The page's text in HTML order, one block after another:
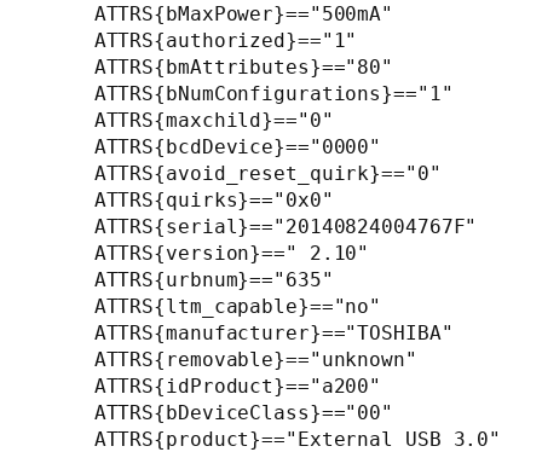
    ATTRS{bMaxPower}=="500mA"
    ATTRS{authorized}=="1"
    ATTRS{bmAttributes}=="80"
    ATTRS{bNumConfigurations}=="1"
    ATTRS{maxchild}=="0"
    ATTRS{bcdDevice}=="0000"
    ATTRS{avoid_reset_quirk}=="0"
    ATTRS{quirks}=="0x0"
    ATTRS{serial}=="20140824004767F"
    ATTRS{version}==" 2.10"
    ATTRS{urbnum}=="635"
    ATTRS{ltm_capable}=="no"
    ATTRS{manufacturer}=="TOSHIBA"
    ATTRS{removable}=="unknown"
    ATTRS{idProduct}=="a200"
    ATTRS{bDeviceClass}=="00"
    ATTRS{product}=="External USB 3.0"